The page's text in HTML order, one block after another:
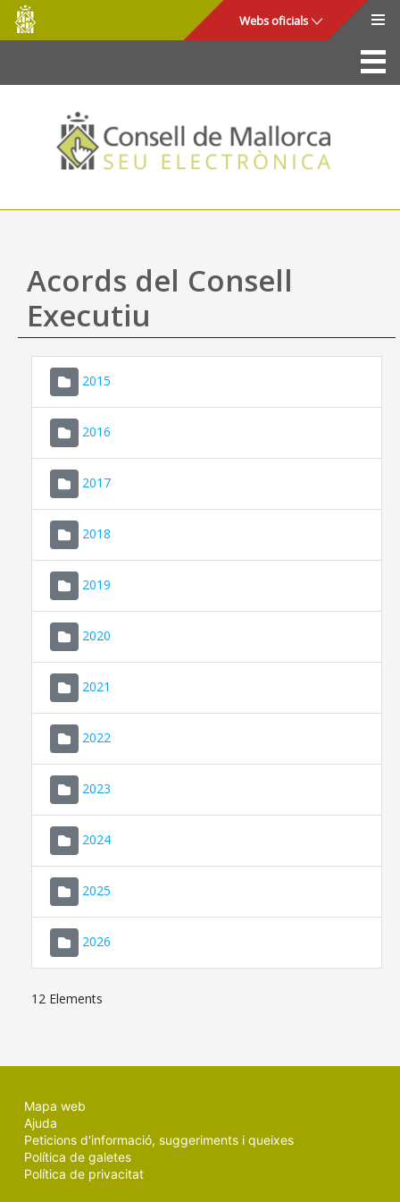
Salta al contingut principal
Consell
de
Mallorca
Webs oficials
La Seu
Consell de Mallorca
Accés i seguretat
Utilitats
Ajuda
Acords del Consell
Executiu
2015
2016
2017
2018
2019
2020
2021
2022
2023
2024
2025
2026
12 Elements
Mapa web
Ajuda
Peticions d'informació, suggeriments i queixes
Política de galetes
Política de privacitat